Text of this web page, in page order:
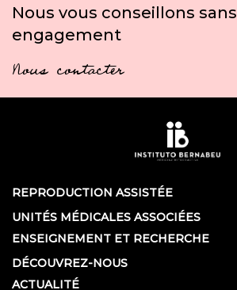
Nous vous conseillons sans
engagement
Nous contacter
REPRODUCTION ASSISTÉE
UNITÉS MÉDICALES ASSOCIÉES
ENSEIGNEMENT ET RECHERCHE
DÉCOUVREZ-NOUS
ACTUALITÉ